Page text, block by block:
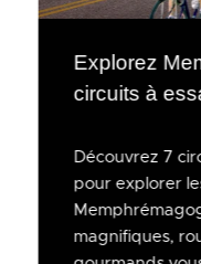
Explorez
circuits à
Découvrez 7
pour explorer
magnifiques,